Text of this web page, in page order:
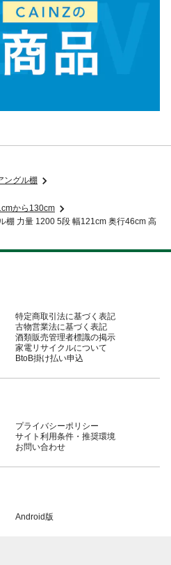
ングル棚
から130cm
棚 力量 1200 5段 幅121cm 奥行46cm 高
特定商取引法に基づく表記
古物営業法に基づく表記
酒類販売管理者標識の掲示
家電リサイクルについて
BtoB掛け払い申込
プライバシーポリシー
サイト利用条件・推奨環境
お問い合わせ
Android版